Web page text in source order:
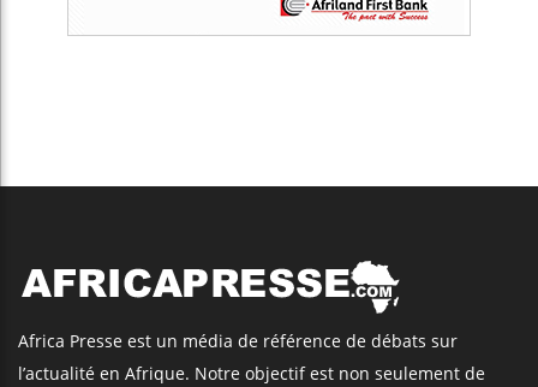
Africa Presse est un média de référence de débats sur
l’actualité en Afrique. Notre objectif est non seulement de